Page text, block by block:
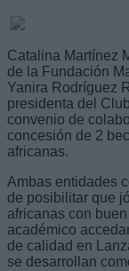
Catalina Martínez
de la Fundación
Yanira Rodríguez
presidenta del
convenio de
concesión de 2
africanas.
Ambas entidades
de posibilitar que
africanas con
académico
de calidad en
se desarrollan